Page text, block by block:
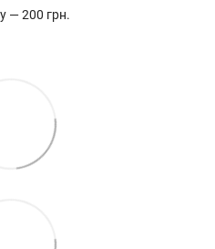
— 200 грн.